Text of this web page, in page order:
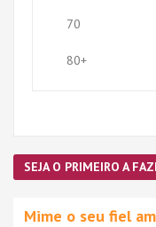
70
80+
SEJA O PRIMEIRO A
Mime o seu fiel